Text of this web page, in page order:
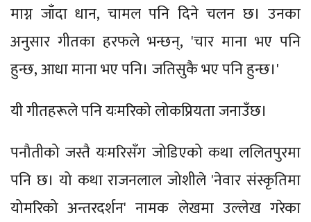
माग्न जाँदा धान, चामल पनि दिने चलन छ। उनका
अनुसार गीतका हरफले भन्छन्, 'चार माना भए पनि
हुन्छ, आधा माना भए पनि। जतिसुकै भए पनि हुन्छ।'
यी गीतहरूले पनि यःमरिको लोकप्रियता जनाउँछ।
पनौतीको जस्तै यःमरिसँग जोडिएको कथा ललितपुरमा
पनि छ। यो कथा राजनलाल जोशीले 'नेवार संस्कृतिमा
योमरिको अन्तरदर्शन' नामक लेखमा उल्लेख गरेका